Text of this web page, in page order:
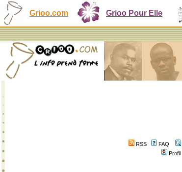
Grioo.com Grioo Pour Elle
RSS FAQ
Profil